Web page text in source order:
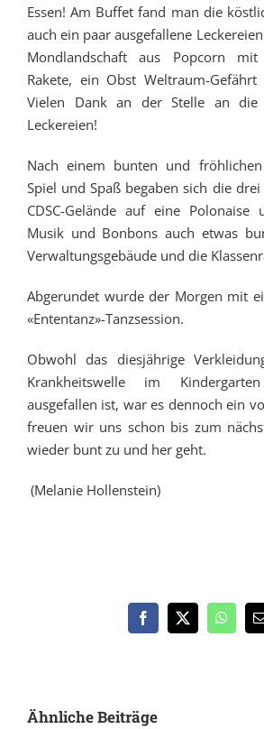
Essen! Am Buffet fand man die
auch ein paar ausgefallene
Mondlandschaft aus Popcorn mit
Rakete, ein Obst Weltraum-
Vielen Dank an der Stelle an
Leckereien!
Nach einem bunten und
Spiel und Spaß begaben sich die
CDSC-Gelände auf eine
Musik und Bonbons auch etwas
Verwaltungsgebäude und die
Abgerundet wurde der Morgen mit
«Ententanz»-Tanzsession.
Obwohl das diesjährige
Krankheitswelle im
ausgefallen ist, war es dennoch ein
freuen wir uns schon bis zum
wieder bunt zu und her geht.
(Melanie Hollenstein)
Facebook
X
Ähnliche Beiträge